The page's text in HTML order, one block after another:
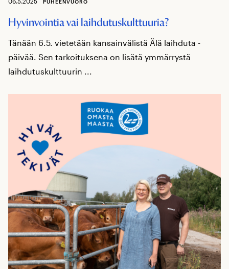
PUHEENVUORO
Hyvinvointia vai laihdutuskulttuuria?
Tänään 6.5. vietetään kansainvälistä Älä laihduta -
päivää. Sen tarkoituksena on lisätä ymmärrystä
laihdutuskulttuurin ...